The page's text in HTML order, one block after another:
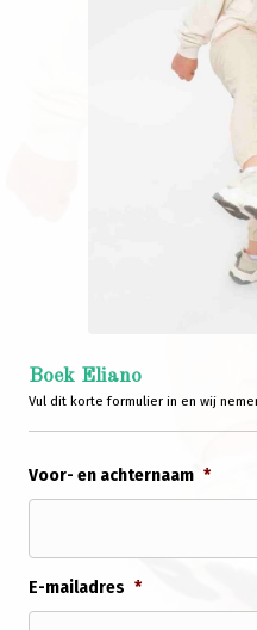
Boek Eliano
Vul dit korte formulier in en wij
Voor- en achternaam *
E-mailadres *